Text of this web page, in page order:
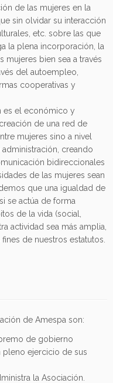
de las mujeres en la
sin olvidar su interacción
etc. sobre las que
la plena incorporación, la
mujeres bien sea a través
del autoempleo,
cooperativas y
es el económico y
de una red de
mujeres sino a nivel
creando
bidireccionales
de las mujeres sean
que una igualdad de
se actúa de forma
de la vida (social,
actividad sea más amplia,
de nuestros estatutos.
de Amespa son:
de gobierno
pleno ejercicio de sus
la Asociación.